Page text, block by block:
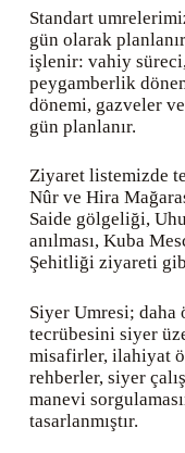
Standart
gün olarak
işlenir: vahiy
peygamberlik
dönemi, gazveler
gün planlanır.
Ziyaret listemizde
Nûr ve Hira
Saide gölgeliği,
anılması, Kuba
Şehitliği ziyareti
Siyer Umresi; daha
tecrübesini siyer
misafirler, ilahiyat
rehberler, siyer
manevi
tasarlanmıştır.